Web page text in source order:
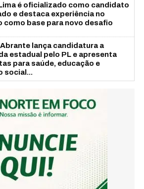
é oficializado como candidato
e destaca experiência no
como base para novo desafio
lança candidatura a
estadual pelo PL e apresenta
para saúde, educação e
social...